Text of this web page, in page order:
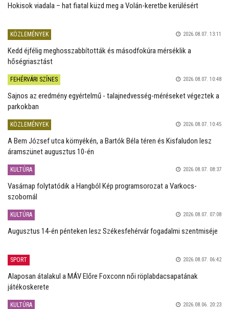
Hokisok viadala – hat fiatal küzd meg a Volán-keretbe kerülésért
KÖZLEMÉNYEK 2026.08.07. 13:11
Kedd éjfélig meghosszabbították és másodfokúra mérséklik a
hőségriasztást
FEHÉRVÁRI SZÍNES 2026.08.07. 10:48
Sajnos az eredmény egyértelmű - talajnedvesség-méréseket végeztek a
parkokban
KÖZLEMÉNYEK 2026.08.07. 10:45
A Bem József utca környékén, a Bartók Béla téren és Kisfaludon lesz
áramszünet augusztus 10-én
KULTÚRA 2026.08.07. 08:37
Vasárnap folytatódik a Hangból Kép programsorozat a Varkocs-
szobornál
KULTÚRA 2026.08.07. 07:08
Augusztus 14-én pénteken lesz Székesfehérvár fogadalmi szentmiséje
SPORT 2026.08.07. 06:42
Alaposan átalakul a MÁV Előre Foxconn női röplabdacsapatának
játékoskerete
KULTÚRA 2026.08.06. 20:23